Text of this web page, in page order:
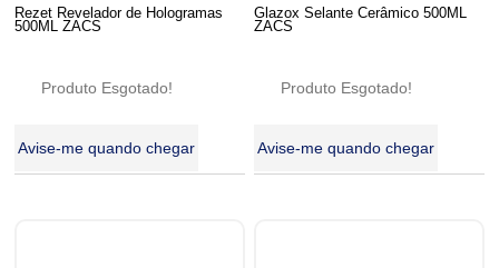
Rezet Revelador de Hologramas
500ML ZACS
Produto Esgotado!
Avise-me quando chegar
Glazox Selante Cerâmico 500ML
ZACS
Produto Esgotado!
Avise-me quando chegar